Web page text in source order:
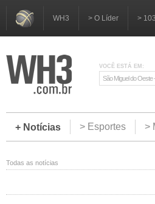
WH3 > O Líder >
VOCÊ ESTÁ EM:
São Miguel do Oeste
+ Notícias > Esportes >
Todas as notícias